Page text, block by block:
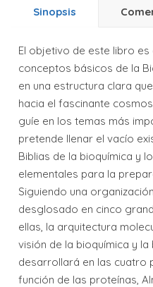
Sinopsis
El objetivo de este libro
conceptos básicos de la
en una estructura clara
hacia el fascinante
guíe en los temas más
pretende llenar el vacío
Biblias de la bioquímica y
elementales para la
Siguiendo una
desglosado en cinco
ellas, la arquitectura
visión de la bioquímica y
desarrollará en las cuatro
función de las proteínas,